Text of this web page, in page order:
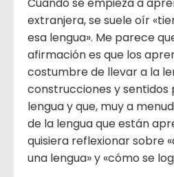
extranjera, se suele oír
esa lengua». Me parece
afirmación es que los
costumbre de llevar a la
construcciones y sentidos
lengua y que, muy a
de la lengua que están
quisiera reflexionar sobre
una lengua» y «cómo se